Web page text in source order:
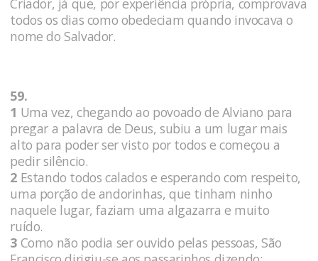
Criador, já que, por experiência própria, comprovava
todos os dias como obedeciam quando invocava o
nome do Salvador.
59.
1 Uma vez, chegando ao povoado de Alviano para
pregar a palavra de Deus, subiu a um lugar mais
alto para poder ser visto por todos e começou a
pedir silêncio.
2 Estando todos calados e esperando com respeito,
uma porção de andorinhas, que tinham ninho
naquele lugar, faziam uma algazarra e muito
ruído.
3 Como não podia ser ouvido pelas pessoas, São